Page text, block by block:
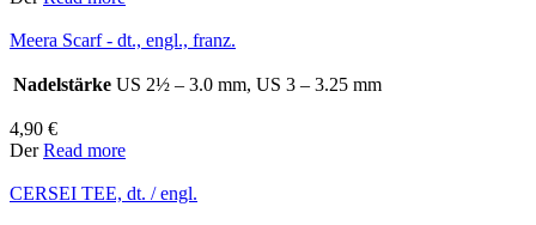
Meera Scarf - dt., engl., franz.
Nadelstärke US 2½ – 3.0 mm, US 3 – 3.25 mm
4,90 €
DerRead more
CERSEI TEE, dt. / engl.